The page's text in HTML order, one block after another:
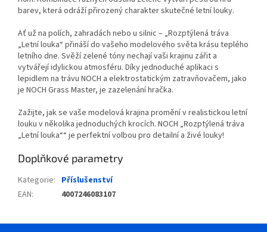
barev, která odráží přirozený charakter skutečné letní louky.
Ať už na polích, zahradách nebo u silnic – „Rozptýlená tráva
„Letní louka“ přináší do vašeho modelového světa krásu teplého
letního dne. Svěží zelené tóny nechají vaši krajinu zářit a
vytvářejí idylickou atmosféru. Díky jednoduché aplikaci s
lepidlem na trávu NOCH a elektrostatickým zatravňovačem, jako
je NOCH Grass Master, je zazelenání hračka.
Zažijte, jak se vaše modelová krajina promění v realistickou letní
louku v několika jednoduchých krocích. NOCH „Rozptýlená tráva
„Letní louka““ je perfektní volbou pro detailní a živé louky!
Doplňkové parametry
Kategorie: Příslušenství
EAN: 4007246083107